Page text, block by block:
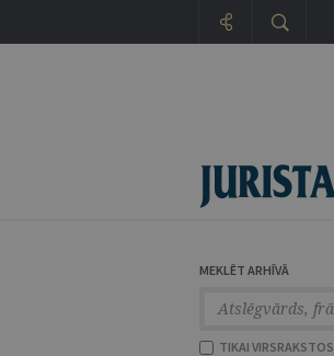
MEKLĒT ARHĪVĀ
TIKAI VIRSRAKSTOS